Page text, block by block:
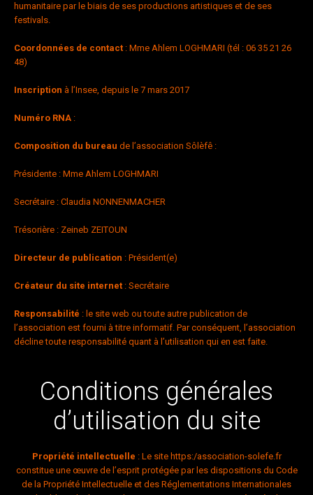
humanitaire par le biais de ses productions artistiques et de ses
festivals.
Coordonnées de contact : Mme Ahlem LOGHMARI (tél : 06 35 21 26
48)
Inscription à l’Insee, depuis le 7 mars 2017
Numéro RNA :
Composition du bureau de l’association Sôlèfê :
Présidente : Mme Ahlem LOGHMARI
Secrétaire : Claudia NONNENMACHER
Trésorière : Zeineb ZEITOUN
Directeur de publication : Président(e)
Créateur du site internet : Secrétaire
Responsabilité : le site web ou toute autre publication de
l’association est fourni à titre informatif. Par conséquent, l’association
décline toute responsabilité quant à l’utilisation qui en est faite.
Conditions générales
d’utilisation du site
Propriété intellectuelle : Le site https:/association-solefe.fr
constitue une œuvre de l’esprit protégée par les dispositions du Code
de la Propriété Intellectuelle et des Réglementations Internationales